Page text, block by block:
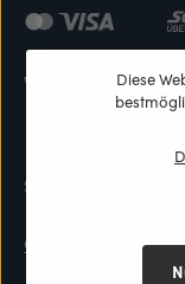
Wir versenden mit
Shop-Service
Cookie Consent
Diese